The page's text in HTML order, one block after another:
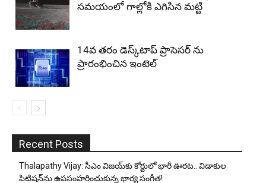
సమయంలో గాల్లోకి ఎగిసిన మట్టి
14వ తరం డెస్క్‌టాప్ ప్రాసెసర్ ను
ప్రారంభించిన ఇంటెల్
Recent Posts
Thalapathy Vijay: సీఎం విజయ్‌కు కోర్టులో భారీ ఊరట.. విడాకుల
పిటిషన్‌ను ఉపసంహరించుకున్న భార్య సంగీత!